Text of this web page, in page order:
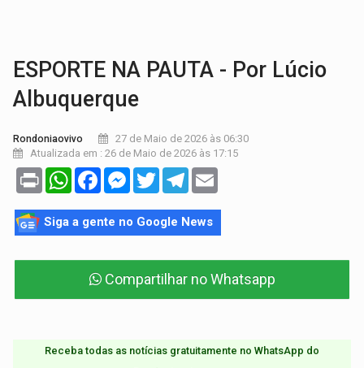
ESPORTE NA PAUTA - Por Lúcio
Albuquerque
Rondoniaovivo
27 de Maio de 2026 às 06:30
Atualizada em : 26 de Maio de 2026 às 17:15
Print WhatsAppFacebookMessenger
TwitterTelegram
Siga a gente no Google News
Compartilhar no Whatsapp
Receba todas as notícias gratuitamente no WhatsApp do